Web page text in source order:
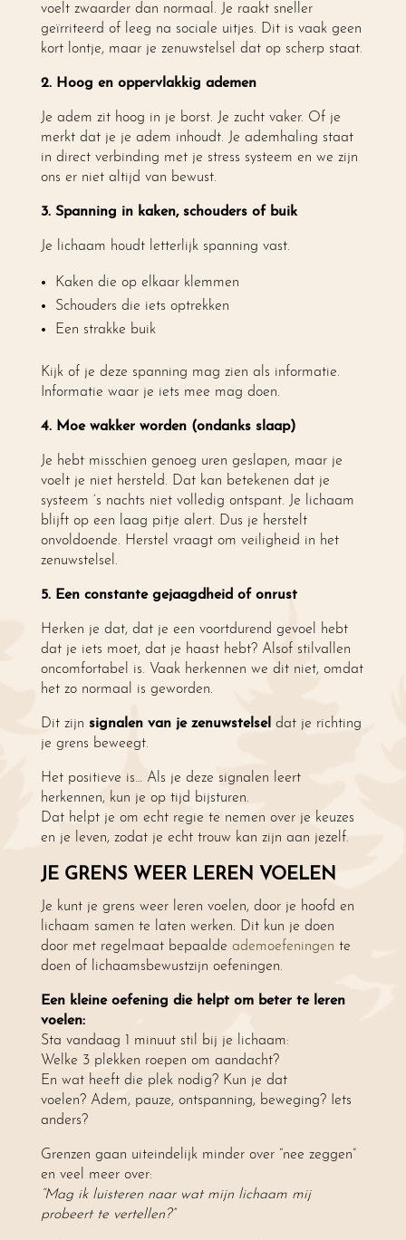
voelt zwaarder dan normaal. Je raakt sneller
geïrriteerd of leeg na sociale uitjes. Dit is vaak geen
kort lontje, maar je zenuwstelsel dat op scherp staat.
2. Hoog en oppervlakkig ademen
Je adem zit hoog in je borst. Je zucht vaker. Of je
merkt dat je je adem inhoudt. Je ademhaling staat
in direct verbinding met je stress systeem en we zijn
ons er niet altijd van bewust.
3. Spanning in kaken, schouders of buik
Je lichaam houdt letterlijk spanning vast.
Kaken die op elkaar klemmen
Schouders die iets optrekken
Een strakke buik
Kijk of je deze spanning mag zien als informatie.
Informatie waar je iets mee mag doen.
4. Moe wakker worden (ondanks slaap)
Je hebt misschien genoeg uren geslapen, maar je
voelt je niet hersteld. Dat kan betekenen dat je
systeem ‘s nachts niet volledig ontspant. Je lichaam
blijft op een laag pitje alert. Dus je herstelt
onvoldoende. Herstel vraagt om veiligheid in het
zenuwstelsel.
5. Een constante gejaagdheid of onrust
Herken je dat, dat je een voortdurend gevoel hebt
dat je iets moet, dat je haast hebt? Alsof stilvallen
oncomfortabel is. Vaak herkennen we dit niet, omdat
het zo normaal is geworden.
Dit zijn signalen van je zenuwstelsel dat je richting
je grens beweegt.
Het positieve is… Als je deze signalen leert
herkennen, kun je op tijd bijsturen.
Dat helpt je om echt regie te nemen over je keuzes
en je leven, zodat je echt trouw kan zijn aan jezelf.
JE GRENS WEER LEREN VOELEN
Je kunt je grens weer leren voelen, door je hoofd en
lichaam samen te laten werken. Dit kun je doen
door met regelmaat bepaalde ademoefeningen te
doen of lichaamsbewustzijn oefeningen.
Een kleine oefening die helpt om beter te leren
voelen:
Sta vandaag 1 minuut stil bij je lichaam:
Welke 3 plekken roepen om aandacht?
En wat heeft die plek nodig? Kun je dat
voelen? Adem, pauze, ontspanning, beweging? Iets
anders?
Grenzen gaan uiteindelijk minder over “nee zeggen”
en veel meer over:
“Mag ik luisteren naar wat mijn lichaam mij
probeert te vertellen?”